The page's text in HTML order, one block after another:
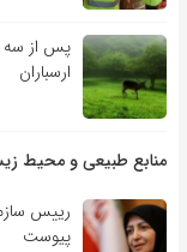
پس از سه
ارسباران
منابع طبیعی و محیط
رییس
پیوست